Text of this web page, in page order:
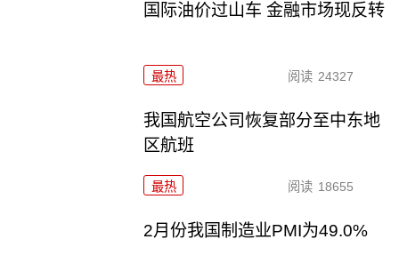
国际油价过山车 金融市场现反转
最热 阅读 24327
我国航空公司恢复部分至中东地
区航班
最热 阅读 18655
2月份我国制造业PMI为49.0%